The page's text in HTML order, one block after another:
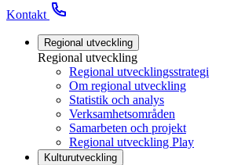
Kontakt
Regional utveckling
Regional utveckling
Regional utvecklingsstrategi
Om regional utveckling
Statistik och analys
Verksamhetsområden
Samarbeten och projekt
Regional utveckling Play
Kulturutveckling